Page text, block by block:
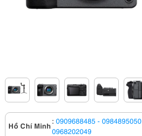
Hồ Chí Minh : 0909688485 - 0984895050
0968202049